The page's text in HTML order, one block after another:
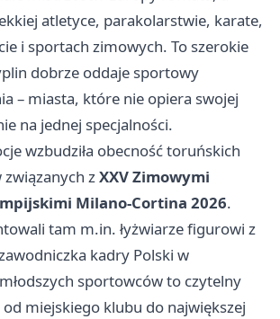
atletyce, parakolarstwie, karate,
i sportach zimowych. To szerokie
dobrze oddaje sportowy
– miasta, które nie opiera swojej
na jednej specjalności.
wzbudziła obecność toruńskich
zXXV Zimowymi
Milano-Cortina 2026.
tam m.in. łyżwiarze figurowi z
kadry Polski w
sportowców to czytelny
od miejskiego klubu do największej